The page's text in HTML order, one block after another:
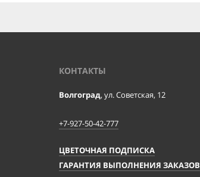
КОНТАКТЫ
Волгоград, ул. Советская, 12
+7-927-50-42-777
ЦВЕТОЧНАЯ ПОДПИСКА
ГАРАНТИЯ ВЫПОЛНЕНИЯ ЗАКАЗОВ